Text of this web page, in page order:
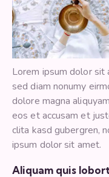
Lorem ipsum dolor sit
sed diam nonumy
dolore magna
eos et accusam et
clita kasd gubergren,
ipsum dolor sit amet.
Aliquam quis